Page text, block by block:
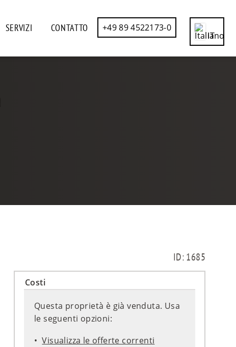
IT
SERVIZI CONTATTO +49 89 4522173-0
ID: 1685
Costi
Questa proprietà è già venduta. Usa
le seguenti opzioni:
Visualizza le offerte correnti